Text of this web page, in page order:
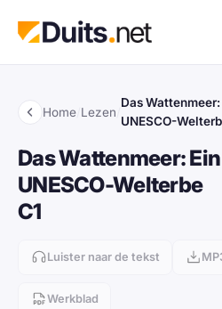
Home Lezen
Das
UNESCO-
Das Wattenmeer:
UNESCO-Welterbe
C1
Luister naar de tekst
Werkblad